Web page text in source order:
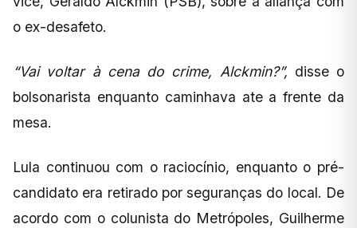
o ex-desafeto.
“Vai voltar à cena do crime, Alckmin?”, disse o
bolsonarista enquanto caminhava ate a frente da
mesa.
Lula continuou com o raciocínio, enquanto o pré-
candidato era retirado por seguranças do local. De
acordo com o colunista do Metrópoles, Guilherme